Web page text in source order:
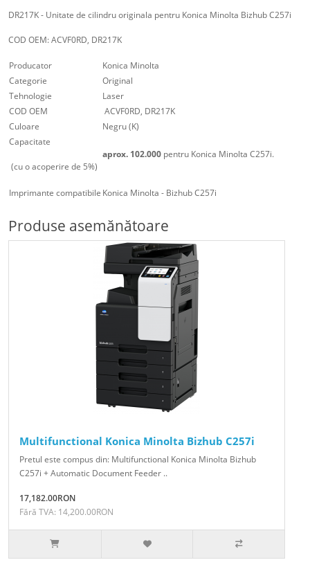
DR217K - Unitate de cilindru originala pentru Konica Minolta Bizhub C257i
COD OEM: ACVF0RD, DR217K
Producator
Konica Minolta
Categorie
Original
Tehnologie
Laser
COD OEM
ACVF0RD, DR217K
Culoare
Negru (K)
Capacitate
(cu o acoperire de 5%)
aprox. 102.000 pentru Konica Minolta C257i.
Imprimante compatibile Konica Minolta - Bizhub C257i
Produse asemănătoare
Multifunctional Konica Minolta Bizhub C257i
Pretul este compus din: Multifunctional Konica Minolta Bizhub
C257i + Automatic Document Feeder ..
17,182.00RON
Fără TVA: 14,200.00RON